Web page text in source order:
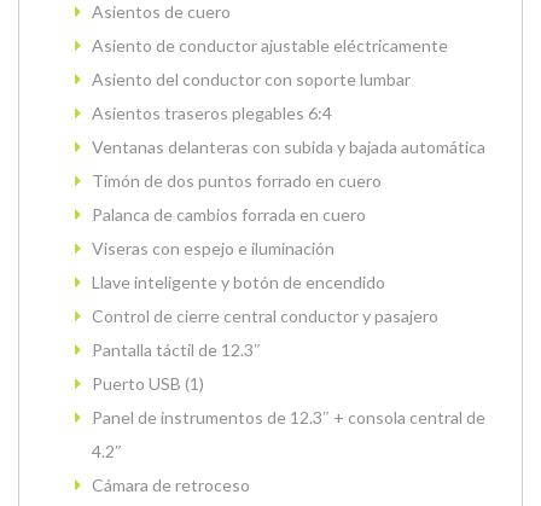
Asientos de cuero
Asiento de conductor ajustable eléctricamente
Asiento del conductor con soporte lumbar
Asientos traseros plegables 6:4
Ventanas delanteras con subida y bajada automática
Timón de dos puntos forrado en cuero
Palanca de cambios forrada en cuero
Viseras con espejo e iluminación
Llave inteligente y botón de encendido
Control de cierre central conductor y pasajero
Pantalla táctil de 12.3″
Puerto USB (1)
Panel de instrumentos de 12.3″ + consola central de
4.2″
Cámara de retroceso